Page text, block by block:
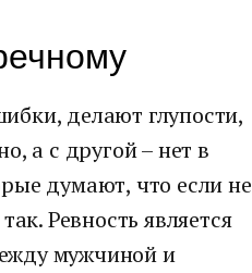
делают глупости,
а с другой – нет в
думают, что если не
Ревность является
мужчиной и